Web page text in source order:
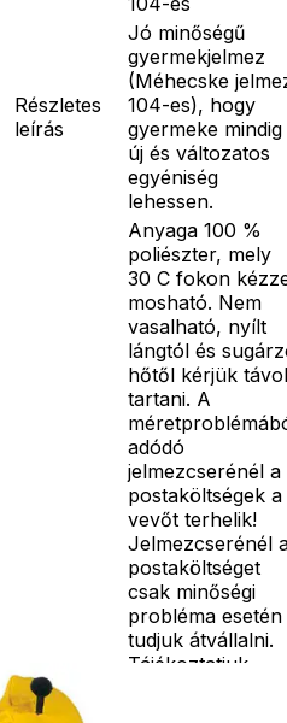
Részletes
leírás
Jó minőségű
gyermekjelmez
(Méhecske
104-es), hogy
gyermeke mindig
új és változatos
egyéniség
lehessen.
Egyéb
Anyaga 100 %
poliészter, mely
30 C fokon
mosható. Nem
vasalható, nyílt
lángtól és
hőtől kérjük távol
tartani. A
adódó
jelmezcserénél a
postaköltségek a
vevőt terhelik!
Jelmezcserénél
postaköltséget
csak minőségi
probléma esetén
tudjuk átvállalni.
Tájékoztatjuk